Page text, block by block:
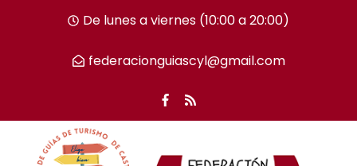
tecla
De lunes a viernes (10:00 a 20:00)
federacionguiascyl@gmail.com